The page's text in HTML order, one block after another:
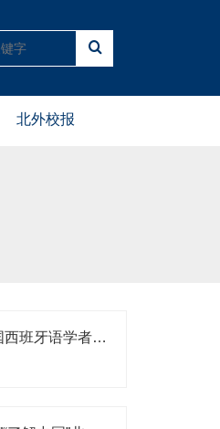
北外校报
拉美记者与中国西班牙语学者座谈交流会暨世界中国学研究青年学者工作坊在北外举行